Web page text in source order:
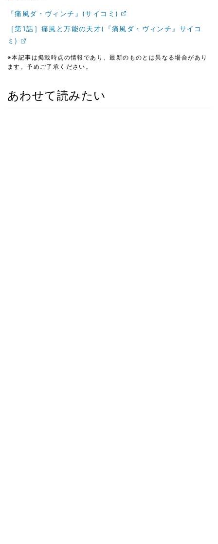
『痛風ダ・ヴィンチ』(サイコミ)
［第1話］痛風と万能の天才(『痛風ダ・ヴィンチ』サイコ
ミ)
※本記事は掲載時点の情報であり、最新のものとは異なる場合があり
ます。予めご了承ください。
あわせて読みたい